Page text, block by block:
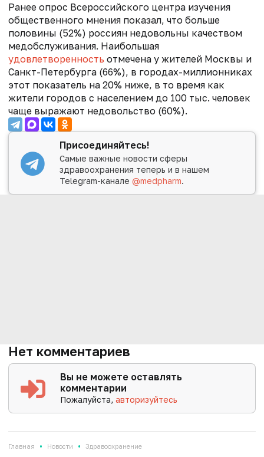
Ранее опрос Всероссийского центра изучения
общественного мнения показал, что больше
половины (52%) россиян недовольны качеством
медобслуживания. Наибольшая
удовлетворенность отмечена у жителей Москвы и
Санкт-Петербурга (66%), в городах-миллионниках
этот показатель на 20% ниже, в то время как
жители городов с населением до 100 тыс. человек
чаще выражают недовольство (60%).
Присоединяйтесь!
Самые важные новости сферы
здравоохранения теперь и в нашем
Telegram-канале@medpharm.
Нет комментариев
Вы не можете оставлять
комментарии
Пожалуйста,авторизуйтесь
Главная • Новости • Здравоохранение